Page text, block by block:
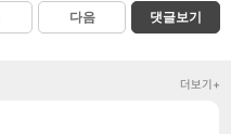
다음 댓글보기
더보기+